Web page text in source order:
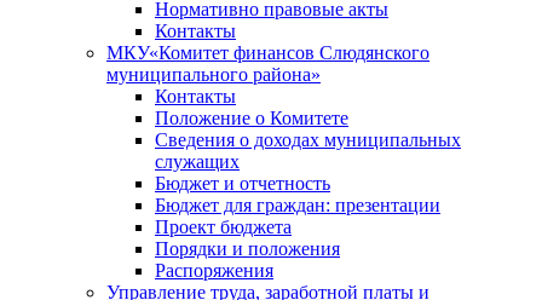
Нормативно правовые акты
Контакты
МКУ«Комитет финансов Слюдянского
муниципального района»
Контакты
Положение о Комитете
Сведения о доходах муниципальных
служащих
Бюджет и отчетность
Бюджет для граждан: презентации
Проект бюджета
Порядки и положения
Распоряжения
Управление труда, заработной платы и